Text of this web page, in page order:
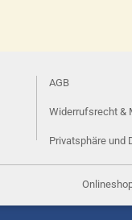
AGB
Widerrufsrecht &
Privatsphäre und